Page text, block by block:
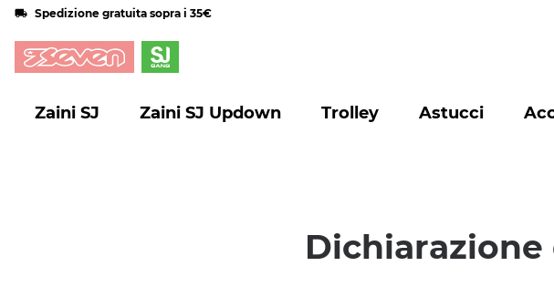
Spedizione gratuita sopra i 35€
Zaini SJ Zaini SJ Updown Trolley Astucci